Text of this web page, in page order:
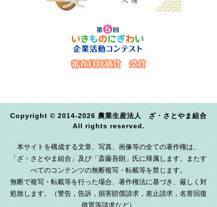
Copyright © 2014-2026 農業生産法人 ざ・さとやま組合
All rights reserved.
本サイトを構成する文章、写真、画像等の全ての著作権は、
「ざ・さとやま組合」及び「斎藤吾朗」氏に帰属します。またす
べてのコンテンツの無断複写・転載等を禁じます。
無断で複写・転載等を行った場合、著作権法に基づき、厳しく対
処致します。（警告，告訴，損害賠償請求，差止請求，名誉回復
措置等請求など）